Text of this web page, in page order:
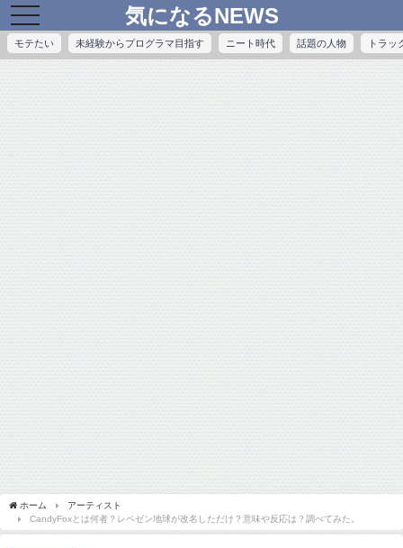
toggle
navigation
気になるNEWS
モテたい 未経験からプログラマ目指す ニート時代 話題の人物 トラッ
ホーム
アーティスト
CandyFoxとは何者？レペゼン地球が改名しただけ？意味や反応は？調べてみた。